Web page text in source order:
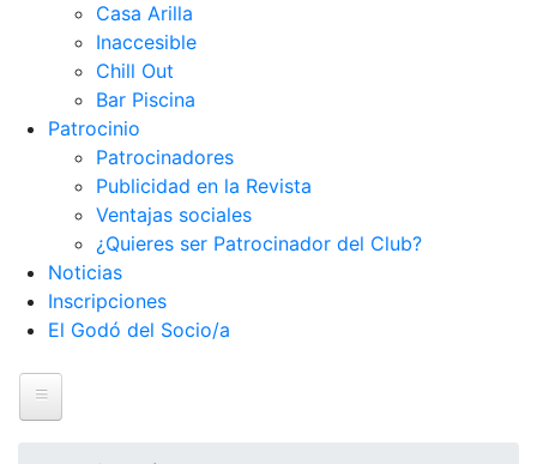
Casa Arilla
Inaccesible
Chill Out
Bar Piscina
Patrocinio
Patrocinadores
Publicidad en la Revista
Ventajas sociales
¿Quieres ser Patrocinador del Club?
Noticias
Inscripciones
El Godó del Socio/a